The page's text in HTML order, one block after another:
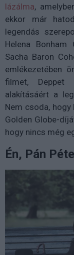
lázálma,
ekkor már
legendás
Helena Bonham
Sacha Baron
emlékezetében
filmet,
alakításáért a
Nem csoda, hogy
Golden Globe-
hogy nincs még
Én, Pán